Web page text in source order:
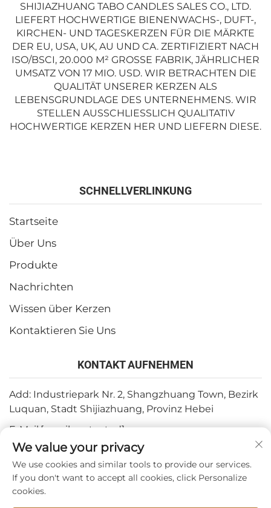
SHIJIAZHUANG TABO CANDLES SALES CO., LTD.
LIEFERT HOCHWERTIGE BIENENWACHS-, DUFT-,
KIRCHEN- UND TAGESKERZEN FÜR DIE MÄRKTE
DER EU, USA, UK, AU UND CA. ZERTIFIZIERT NACH
ISO/BSCI, 20.000 M² GROSSE FABRIK, JÄHRLICHER U
MSATZ VON 17 MIO. USD. WIR BETRACHTEN DIE Q
UALITÄT UNSERER KERZEN ALS L
EBENSGRUNDLAGE DES UNTERNEHMENS. WIR S
TELLEN AUSSCHLIESSLICH QUALITATIV HO
CHWERTIGE KERZEN HER UND LIEFERN DIESE.
SCHNELLVERLINKUNG
Startseite
Über Uns
Produkte
Nachrichten
Wissen über Kerzen
Kontaktieren Sie Uns
KONTAKT AUFNEHMEN
Add: Industriepark Nr. 2, Shangzhuang Town, Bezirk
Luquan, Stadt Shijiazhuang, Provinz Hebei
E-Mail:[email protected]
Tel.:+86-15932211838
Fax: +86-(0)311-67909064
We value your privacy
We use cookies and similar tools to provide our services.
If you don't want to accept all cookies, click Personalize
cookies.